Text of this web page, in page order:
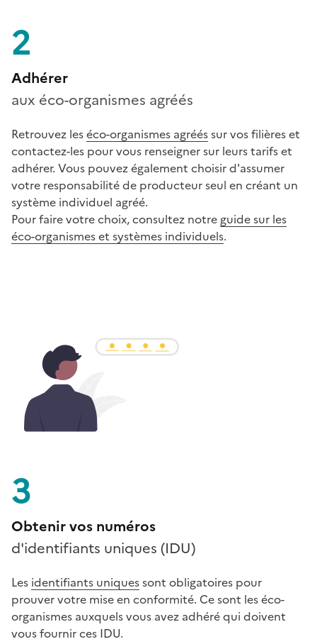
2
Adhérer
aux éco-organismes agréés
Retrouvez leséco-organismes agrééssur vos filières et
contactez-les pour vous renseigner sur leurs tarifs et
adhérer. Vous pouvez également choisir d'assumer
votre responsabilité de producteur seul en créant un
système individuel agréé.
Pour faire votre choix, consultez notre guide sur les
éco-organismes et systèmes individuels.
3
Obtenir vos numéros
d'identifiants uniques (IDU)
Les identifiants uniquessont obligatoires pour
prouver votre mise en conformité. Ce sont les éco-
organismes auxquels vous avez adhéré qui doivent
vous fournir ces IDU.